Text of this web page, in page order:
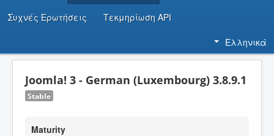
Συχνές Ερωτήσεις Τεκμηρίωση API
Ελληνικά
Joomla! 3 - German (Luxembourg) 3.8.9.1
Stable
Maturity